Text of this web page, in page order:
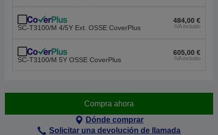
SC-T3100/M 4/5Y Ext. OSSE CoverPlus
484,00 €
IVA incluido
SC-T3100/M 5Y OSSE CoverPlus
605,00 €
IVA incluido
Compra ahora
Dónde comprar
Solicitar una devolución de llamada